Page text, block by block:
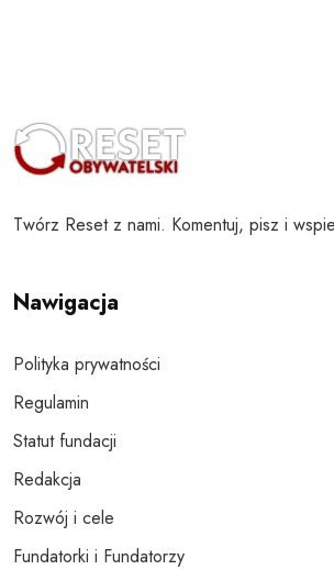
Twórz Reset z nami. Komentuj, pisz i
Nawigacja
Polityka prywatności
Regulamin
Statut fundacji
Redakcja
Rozwój i cele
Fundatorki i Fundatorzy